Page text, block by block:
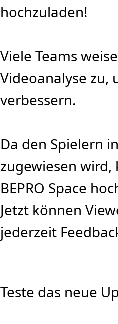
hochzuladen!
Viele Teams
Videoanalyse zu,
verbessern.
Da den Spielern
zugewiesen
BEPRO Space
Jetzt können
jederzeit
Teste das neue